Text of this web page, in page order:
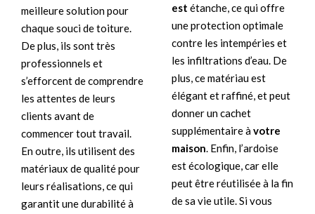
meilleure solution pour
chaque souci de toiture.
De plus, ils sont très
professionnels et
s’efforcent de comprendre
les attentes de leurs
clients avant de
commencer tout travail.
En outre, ils utilisent des
matériaux de qualité pour
leurs réalisations, ce qui
garantit une durabilité à
est étanche, ce qui offre
une protection optimale
contre les intempéries et
les infiltrations d’eau. De
plus, ce matériau est
élégant et raffiné, et peut
donner un cachet
supplémentaire àvotre
maison. Enfin, l’ardoise
est écologique, car elle
peut être réutilisée à la fin
de sa vie utile. Si vous